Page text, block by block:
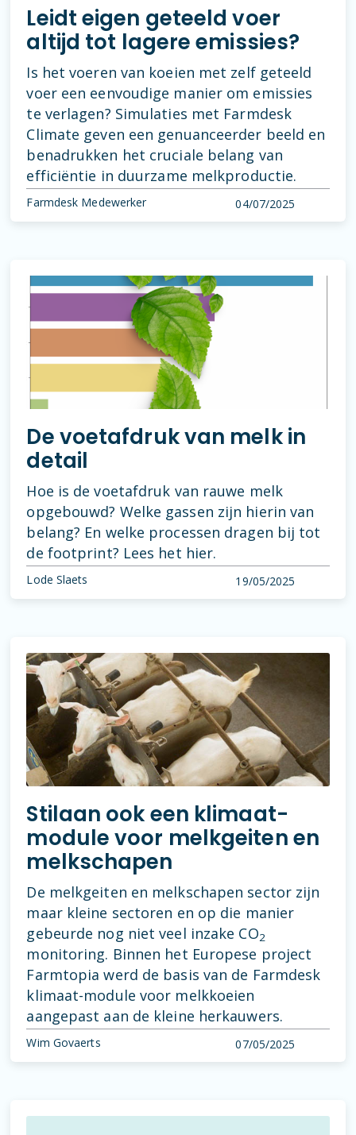
Leidt eigen geteeld voer
altijd tot lagere emissies?
Is het voeren van koeien met zelf geteeld
voer een eenvoudige manier om emissies
te verlagen? Simulaties met Farmdesk
Climate geven een genuanceerder beeld en
benadrukken het cruciale belang van
efficiëntie in duurzame melkproductie.
Farmdesk Medewerker 04/07/2025
De voetafdruk van melk in
detail
Hoe is de voetafdruk van rauwe melk
opgebouwd? Welke gassen zijn hierin van
belang? En welke processen dragen bij tot
de footprint? Lees het hier.
Lode Slaets 19/05/2025
Stilaan ook een klimaat-
module voor melkgeiten en
melkschapen
De melkgeiten en melkschapen sector zijn
maar kleine sectoren en op die manier
gebeurde nog niet veel inzake CO2
monitoring. Binnen het Europese project
Farmtopia werd de basis van de Farmdesk
klimaat-module voor melkkoeien
aangepast aan de kleine herkauwers.
Wim Govaerts 07/05/2025